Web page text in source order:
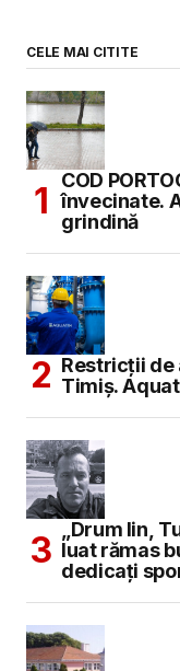
CELE MAI CITITE
COD
învecinate.
grindină
Restricții de
Timiș.
„Drum lin,
luat rămas
dedicați